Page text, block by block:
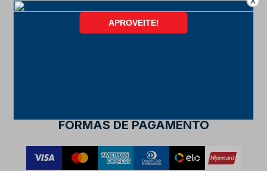
FORMAS DE PAGAMENTO